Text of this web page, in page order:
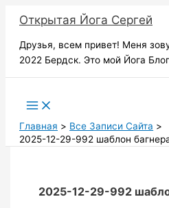
содержимому
Открытая Йога Сергей
Друзья, всем привет! Меня
2022 Бердск. Это мой Йога
Главная
Все Записи Сайта
2025-12-29-992 шаблон
2025-12-29-992